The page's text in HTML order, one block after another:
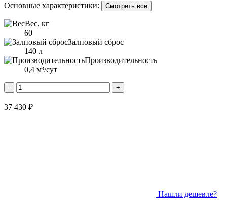
Основные характеристики: Смотреть все
Вес, кг
60
Залповый сброс
140 л
Производительность
0,4 м³/сут
- +
37 430 ₽
Нашли дешевле?